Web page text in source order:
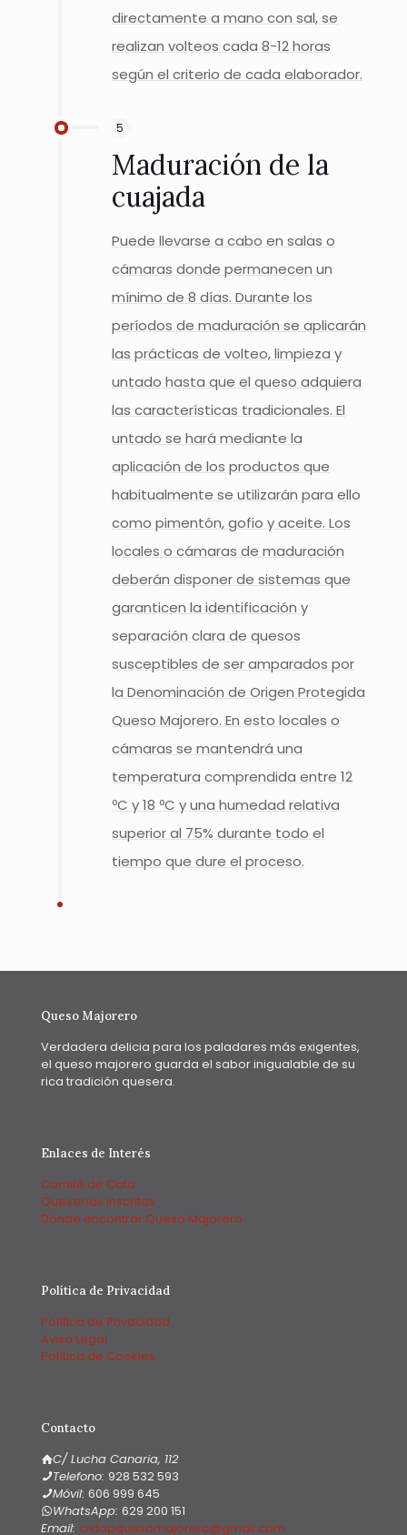
directamente a mano con sal, se
realizan volteos cada 8-12 horas
según el criterio de cada elaborador.
5
Maduración de la
cuajada
Puede llevarse a cabo en salas o
cámaras donde permanecen un
mínimo de 8 días. Durante los
períodos de maduración se aplicarán
las prácticas de volteo, limpieza y
untado hasta que el queso adquiera
las características tradicionales. El
untado se hará mediante la
aplicación de los productos que
habitualmente se utilizarán para ello
como pimentón, gofio y aceite. Los
locales o cámaras de maduración
deberán disponer de sistemas que
garanticen la identificación y
separación clara de quesos
susceptibles de ser amparados por
la Denominación de Origen Protegida
Queso Majorero. En esto locales o
cámaras se mantendrá una
temperatura comprendida entre 12
ºC y 18 ºC y una humedad relativa
superior al 75% durante todo el
tiempo que dure el proceso.
Queso Majorero
Verdadera delicia para los paladares más exigentes,
el queso majorero guarda el sabor inigualable de su
rica tradición quesera.
Enlaces de Interés
Comité de Cata
Queserías inscritas
Dónde encontrar Queso Majorero
Política de Privacidad
Política de Privacidad
Aviso Legal
Política de Cookies
Contacto
C/ Lucha Canaria, 112
Telefono: 928 532 593
Móvil: 606 999 645
WhatsApp: ‭629 200 151‬
Email: ‭crdopquesomajorero@gmail.com‬